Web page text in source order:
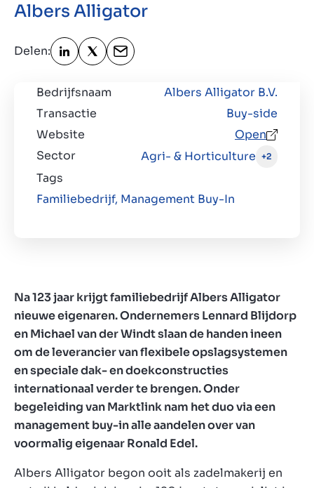
Over ons
Contact
Albers Alligator
Delen:
Bedrijfsnaam
Albers Alligator B.V.
Transactie
Buy-side
Website
Open
Sector
Agri- & Horticulture +2
Tags
Familiebedrijf, Management Buy-In
Na 123 jaar krijgt familiebedrijf Albers Alligator
nieuwe eigenaren. Ondernemers Lennard Blijdorp
en Michael van der Windt slaan de handen ineen
om de leverancier van flexibele opslagsystemen
en speciale dak- en doekconstructies
internationaal verder te brengen. Onder
begeleiding van Marktlink nam het duo via een
management buy-in alle aandelen over van
voormalig eigenaar Ronald Edel.
Albers Alligator begon ooit als zadelmakerij en